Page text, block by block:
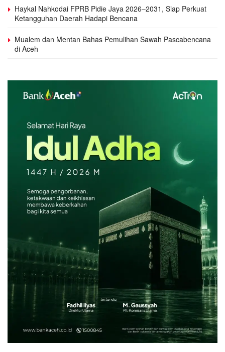
Haykal Nahkodai FPRB Pidie Jaya 2026–2031, Siap Perkuat
Ketangguhan Daerah Hadapi Bencana
Mualem dan Mentan Bahas Pemulihan Sawah Pascabencana
di Aceh